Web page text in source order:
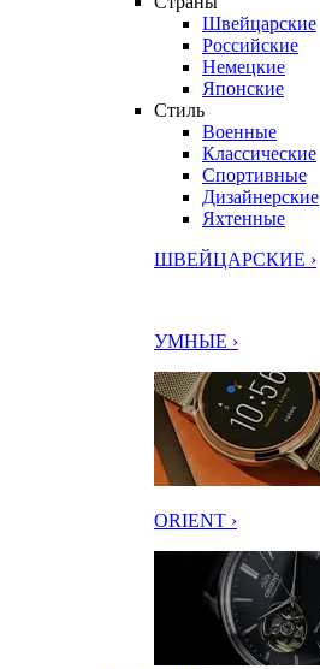
Швейцарские
Российские
Немецкие
Японские
Стиль
Военные
Классические
Спортивные
Дизайнерские
Яхтенные
ШВЕЙЦАРСКИЕ ›
УМНЫЕ ›
ORIENT ›